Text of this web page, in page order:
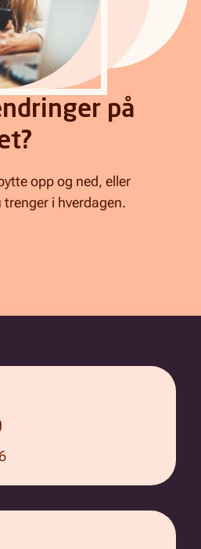
på
opp og ned, eller
i hverdagen.